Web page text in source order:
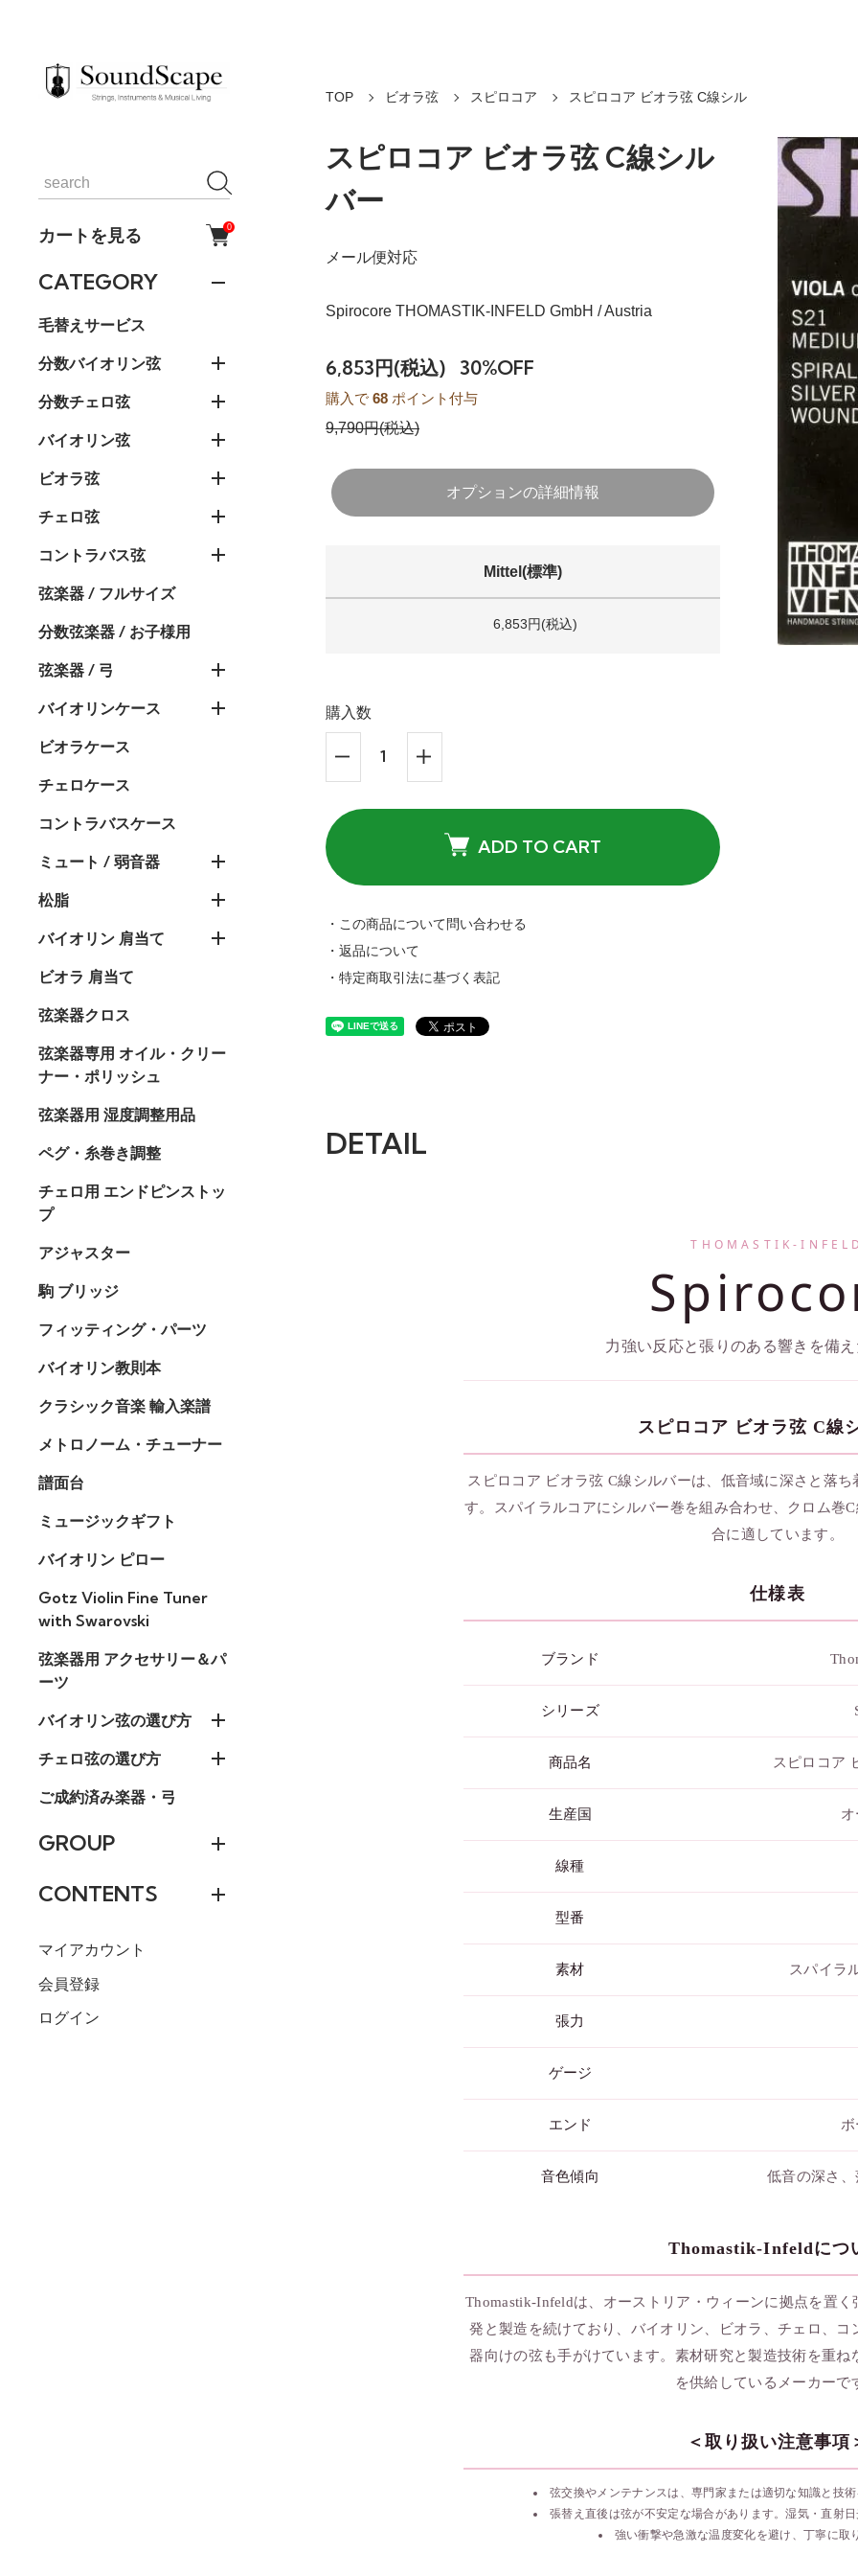
カートを見る 0
CATEGORY
毛替えサービス
分数バイオリン弦
分数チェロ弦
バイオリン弦
ビオラ弦
チェロ弦
コントラバス弦
弦楽器 / フルサイズ
分数弦楽器 / お子様用
弦楽器 / 弓
バイオリンケース
ビオラケース
チェロケース
コントラバスケース
ミュート / 弱音器
松脂
バイオリン 肩当て
ビオラ 肩当て
弦楽器クロス
弦楽器専用 オイル・クリー
ナー・ポリッシュ
弦楽器用 湿度調整用品
ペグ・糸巻き調整
チェロ用 エンドピンストッ
プ
アジャスター
駒 ブリッジ
フィッティング・パーツ
バイオリン教則本
クラシック音楽 輸入楽譜
メトロノーム・チューナー
譜面台
ミュージックギフト
バイオリン ピロー
Gotz Violin Fine Tuner
with Swarovski
弦楽器用 アクセサリー＆パ
ーツ
バイオリン弦の選び方
チェロ弦の選び方
ご成約済み楽器・弓
GROUP
CONTENTS
マイアカウント
会員登録
ログイン
TOP ビオラ弦 スピロコア スピロコア ビオラ弦 C線シル
スピロコア ビオラ弦 C線シル
バー
メール便対応
Spirocore THOMASTIK-INFELD GmbH / Austria
6,853円(税込) 30%OFF
購入で 68 ポイント付与
9,790円(税込)
オプションの詳細情報
Mittel(標準)
6,853円(税込)
購入数
ADD TO CART
・この商品について問い合わせる
・返品について
・特定商取引法に基づく表記
DETAIL
THOMASTIK-
力強い反応と張りのある響きを備
スピロコア ビオラ弦 C線
スピロコア ビオラ弦 C線シルバーは、低音域に深さと落
す。スパイラルコアにシルバー巻を組み合わせ、クロム巻
合に適しています。
仕様表
ブランド
シリーズ
商品名 スピロコア
生産国
線種
型番
素材 スパイラ
張力
ゲージ
エンド ボ
音色傾向 低音の深さ
Thomastik-Infeldにつ
Thomastik-Infeldは、オーストリア・ウィーンに拠点を置
発と製造を続けており、バイオリン、ビオラ、チェロ、
器向けの弦も手がけています。素材研究と製造技術を重
を供給しているメーカーで
＜取り扱い注意事項
弦交換やメンテナンスは、専門家または適切な知識と技
張替え直後は弦が不安定な場合があります。湿気・直射
強い衝撃や急激な温度変化を避け、丁寧に取